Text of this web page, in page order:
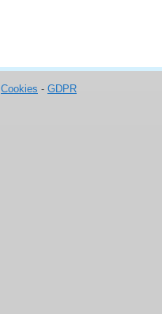
Cookies - GDPR